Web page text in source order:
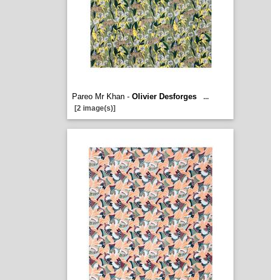
Pareo Mr Khan - Olivier Desforges
...
[2 image(s)]